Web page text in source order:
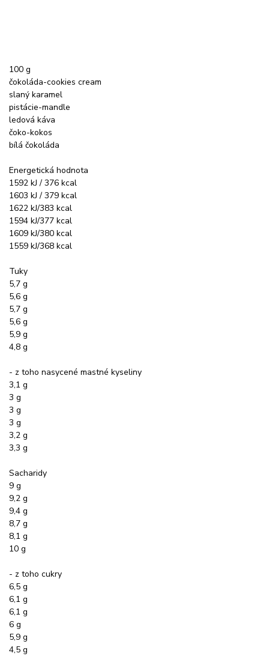
100 g
čokoláda-cookies cream
slaný karamel
pistácie-mandle
ledová káva
čoko-kokos
bílá čokoláda
Energetická hodnota
1592 kJ / 376 kcal
1603 kJ / 379 kcal
1622 kJ/383 kcal
1594 kJ/377 kcal
1609 kJ/380 kcal
1559 kJ/368 kcal
Tuky
5,7 g
5,6 g
5,7 g
5,6 g
5,9 g
4,8 g
- z toho nasycené mastné kyseliny
3,1 g
3 g
3 g
3 g
3,2 g
3,3 g
Sacharidy
9 g
9,2 g
9,4 g
8,7 g
8,1 g
10 g
- z toho cukry
6,5 g
6,1 g
6,1 g
6 g
5,9 g
4,5 g